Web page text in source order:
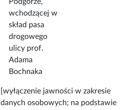
wchodzącej w
skład pasa
drogowego
ulicy prof.
Adama
Bochnaka
[wyłączenie jawności w zakresie
danych osobowych; na podstawie